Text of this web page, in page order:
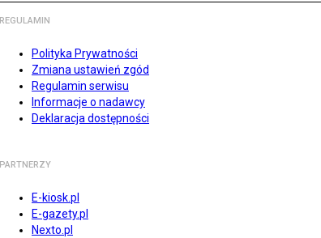
REGULAMIN
Polityka Prywatności
Zmiana ustawień zgód
Regulamin serwisu
Informacje o nadawcy
Deklaracja dostępności
PARTNERZY
E-kiosk.pl
E-gazety.pl
Nexto.pl